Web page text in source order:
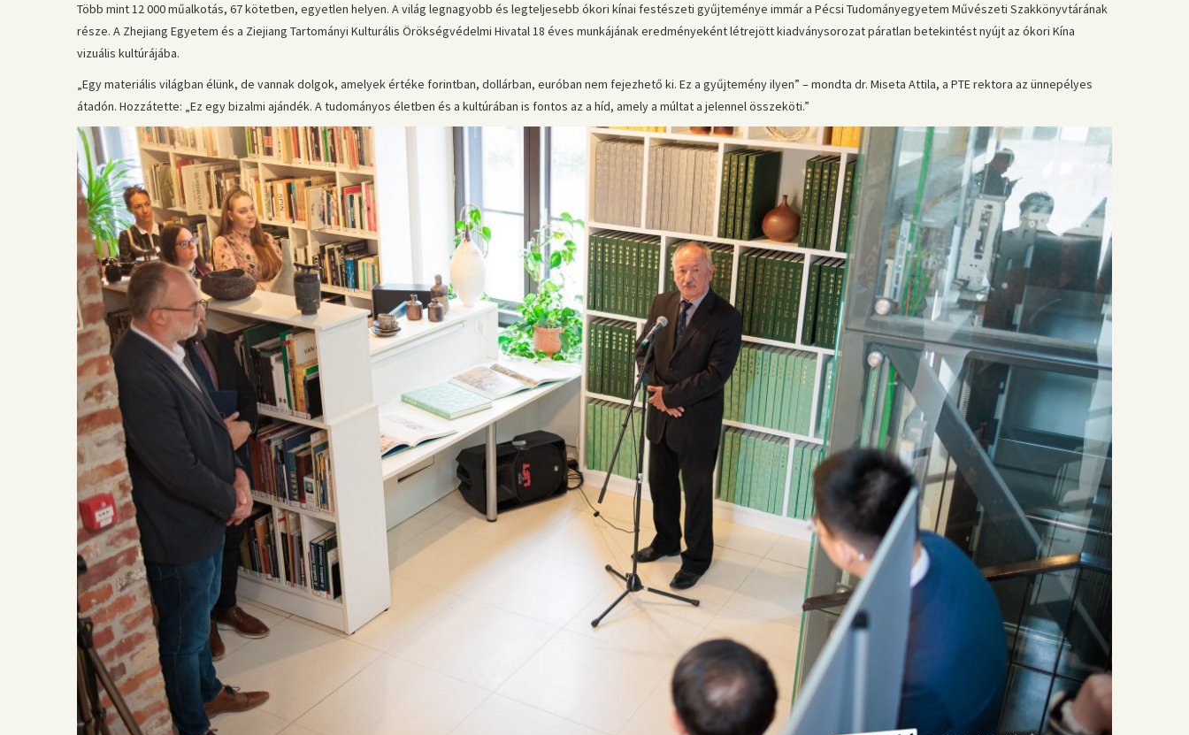
Több mint 12 000 műalkotás, 67 kötetben, egyetlen helyen. A világ legnagyobb és legteljesebb ókori kínai festészeti gyűjteménye immár a Pécsi Tudományegyetem Művészeti Szakkönyvtárának
része. A Zhejiang Egyetem és a Ziejiang Tartományi Kulturális Örökségvédelmi Hivatal 18 éves munkájának eredményeként létrejött kiadványsorozat páratlan betekintést nyújt az ókori Kína
vizuális kultúrájába.
„Egy materiális világban élünk, de vannak dolgok, amelyek értéke forintban, dollárban, euróban nem fejezhető ki. Ez a gyűjtemény ilyen” – mondta dr. Miseta Attila, a PTE rektora az ünnepélyes
átadón. Hozzátette: „Ez egy bizalmi ajándék. A tudományos életben és a kultúrában is fontos az a híd, amely a múltat a jelennel összeköti.”